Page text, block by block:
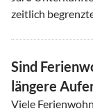
zeitlich
Sind
längere
Viele